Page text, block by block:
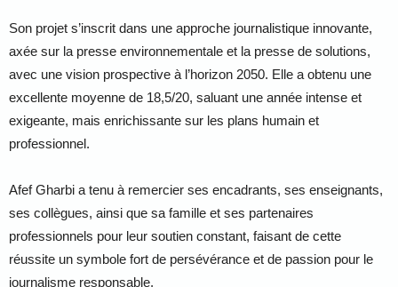
Son projet s’inscrit dans une approche journalistique innovante,
axée sur la presse environnementale et la presse de solutions,
avec une vision prospective à l’horizon 2050. Elle a obtenu une
excellente moyenne de 18,5/20, saluant une année intense et
exigeante, mais enrichissante sur les plans humain et
professionnel.
Afef Gharbi a tenu à remercier ses encadrants, ses enseignants,
ses collègues, ainsi que sa famille et ses partenaires
professionnels pour leur soutien constant, faisant de cette
réussite un symbole fort de persévérance et de passion pour le
journalisme responsable.